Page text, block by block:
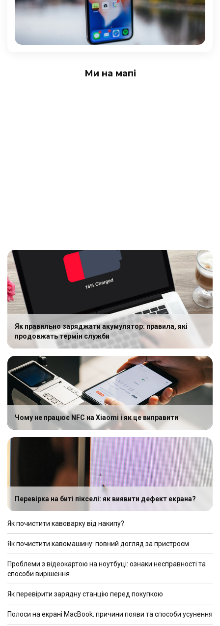
Ми на мапі
Як правильно заряджати акумулятор: правила, які
продовжать термін служби
Чому не працює NFC на Xiaomi і як це виправити
Перевірка на биті пікселі: як виявити дефект екрана?
Як почистити кавоварку від накипу?
Як почистити кавомашину: повний догляд за пристроєм
Проблеми з відеокартою на ноутбуці: ознаки несправності та
способи вирішення
Як перевірити зарядну станцію перед покупкою
Полоси на екрані MacBook: причини появи та способи усунення